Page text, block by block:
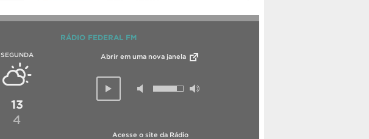
SEGUNDA
13
4
RÁDIO FEDERAL FM
Abrir em uma nova janela
Acesse o site da Rádio